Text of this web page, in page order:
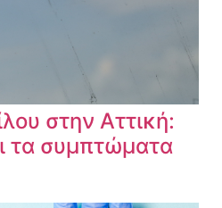
στην Αττική:
τα συμπτώματα